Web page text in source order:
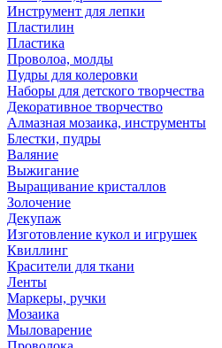
Инструмент для лепки
Пластилин
Пластика
Проволоа, молды
Пудры для колеровки
Наборы для детского творчества
Декоративное творчество
Алмазная мозаика, инструменты
Блестки, пудры
Валяние
Выжигание
Выращивание кристаллов
Золочение
Декупаж
Изготовление кукол и игрушек
Квиллинг
Красители для ткани
Ленты
Маркеры, ручки
Мозаика
Мыловарение